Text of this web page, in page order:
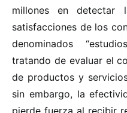
millones en detectar
satisfacciones de los
denominados
tratando de evaluar el
de productos y
sin embargo, la
pierde fuerza al recibir